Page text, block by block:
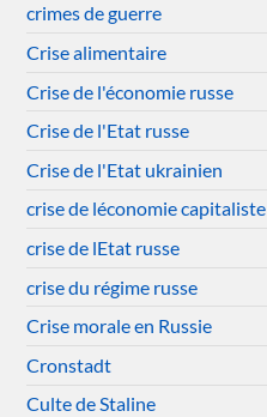
crimes de guerre
Crise alimentaire
Crise de l'économie russe
Crise de l'Etat russe
Crise de l'Etat ukrainien
crise de léconomie capitaliste
crise de lEtat russe
crise du régime russe
Crise morale en Russie
Cronstadt
Culte de Staline